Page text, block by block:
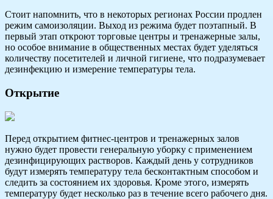
Стоит напомнить, что в некоторых регионах России продлен
режим самоизоляции. Выход из режима будет поэтапный. В
первый этап откроют торговые центры и тренажерные залы,
но особое внимание в общественных местах будет уделяться
количеству посетителей и личной гигиене, что подразумевает
дезинфекцию и измерение температуры тела.
Открытие
Перед открытием фитнес-центров и тренажерных залов
нужно будет провести генеральную уборку с применением
дезинфицирующих растворов. Каждый день у сотрудников
будут измерять температуру тела бесконтактным способом и
следить за состоянием их здоровья. Кроме этого, измерять
температуру будет несколько раз в течение всего рабочего дня.